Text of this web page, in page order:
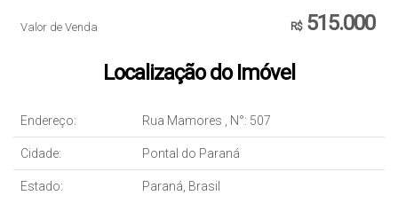
R$515.000
Valor de Venda
Localização do Imóvel
Endereço: Rua Mamores , N°: 507
Cidade: Pontal do Paraná
Estado: Paraná, Brasil